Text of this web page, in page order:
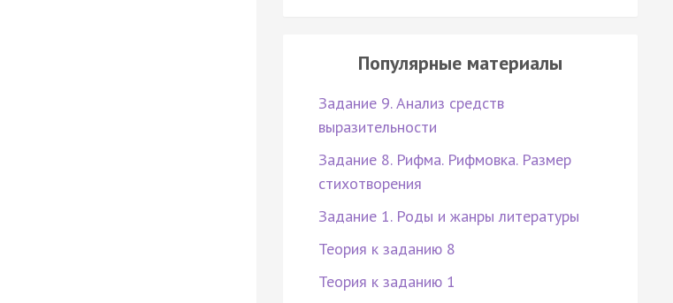
Популярные материалы
Задание 9. Анализ средств
выразительности
Задание 8. Рифма. Рифмовка. Размер
стихотворения
Задание 1. Роды и жанры литературы
Теория к заданию 8
Теория к заданию 1